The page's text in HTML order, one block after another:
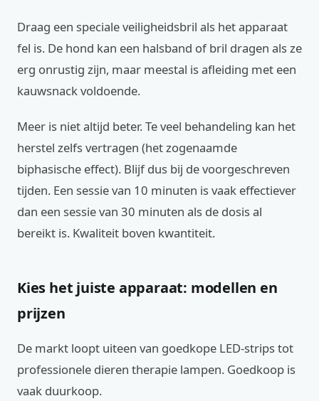
Draag een speciale veiligheidsbril als het apparaat
fel is. De hond kan een halsband of bril dragen als ze
erg onrustig zijn, maar meestal is afleiding met een
kauwsnack voldoende.
Meer is niet altijd beter. Te veel behandeling kan het
herstel zelfs vertragen (het zogenaamde
biphasische effect). Blijf dus bij de voorgeschreven
tijden. Een sessie van 10 minuten is vaak effectiever
dan een sessie van 30 minuten als de dosis al
bereikt is. Kwaliteit boven kwantiteit.
Kies het juiste apparaat: modellen en
prijzen
De markt loopt uiteen van goedkope LED-strips tot
professionele dieren therapie lampen. Goedkoop is
vaak duurkoop.